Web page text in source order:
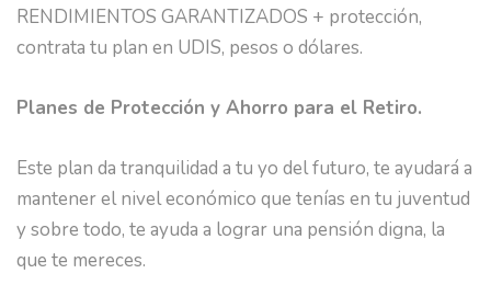
RENDIMIENTOS GARANTIZADOS + protección,
contrata tu plan en UDIS, pesos o dólares.
Planes de Protección y Ahorro para el Retiro.
Este plan da tranquilidad a tu yo del futuro, te ayudará a
mantener el nivel económico que tenías en tu juventud
y sobre todo, te ayuda a lograr una pensión digna, la
que te mereces.